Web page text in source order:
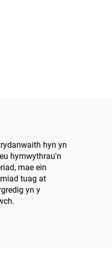
hyn yn
hymwythrau'n
mae ein
tuag at
yn y